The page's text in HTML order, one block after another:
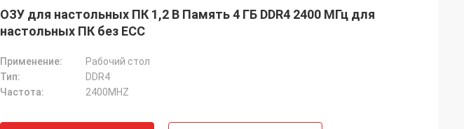
ОЗУ для настольных ПК 1,2 В Память 4 ГБ DDR4 2400 МГц для
настольных ПК без ECC
Применение:
Рабочий стол
Тип:
DDR4
Частота:
2400MHZ